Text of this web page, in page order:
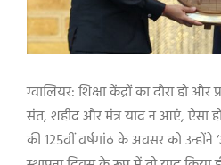
ग्वालियर: शिक्षा केंद्रों का दौरा हो और
संत,शहीद और मंत्र याद न आएं,ऐसा
की125वीं वर्षगांठ के अवसर को उन्होंने‘